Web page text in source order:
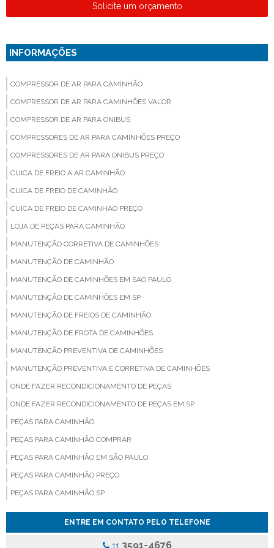
Solicite um orçamento
INFORMAÇÕES
COMPRESSOR DE AR PARA CAMINHÃO
COMPRESSOR DE AR PARA CAMINHÕES VALOR
COMPRESSOR DE AR PARA ONIBUS
COMPRESSORES DE AR PARA CAMINHÕES PREÇO
COMPRESSORES DE AR PARA ONIBUS PREÇO
CUICA DE FREIO A AR CAMINHÃO
CUÍCA DE FREIO DE CAMINHÃO
CUICA DE FREIO DE CAMINHAO PREÇO
LOJA DE PEÇAS PARA CAMINHÃO
MANUTENÇÃO CORRETIVA DE CAMINHÕES
MANUTENÇÃO DE CAMINHÃO
MANUTENÇÃO DE CAMINHÕES EM SAO PAULO
MANUTENÇÃO DE CAMINHÕES EM SP
MANUTENÇÃO DE FREIOS DE CAMINHÃO
MANUTENÇÃO DE FROTA DE CAMINHÕES
MANUTENÇÃO PREVENTIVA DE CAMINHÕES
MANUTENÇÃO PREVENTIVA E CORRETIVA DE CAMINHÕES
ONDE FAZER RECONDICIONAMENTO DE PEÇAS
ONDE FAZER RECONDICIONAMENTO DE PEÇAS EM SP
PEÇAS PARA CAMINHÃO
PEÇAS PARA CAMINHÃO COMPRAR
PEÇAS PARA CAMINHÃO EM SÃO PAULO
PEÇAS PARA CAMINHÃO PREÇO
PEÇAS PARA CAMINHÃO SP
PEÇAS PARA CAMINHÃO VALOR
ENTRE EM CONTATO PELO TELEFONE
11 3591-4676